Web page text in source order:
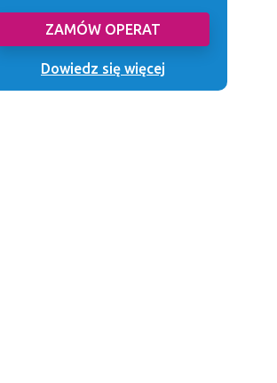
ZAMÓW OPERAT
Dowiedz się więcej